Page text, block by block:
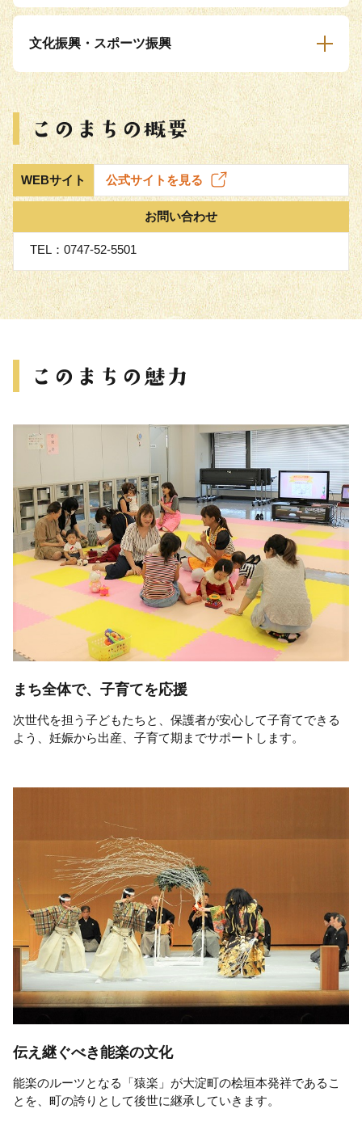
文化振興・スポーツ振興
WEBサイト 公式サイトを見る
お問い合わせ
TEL：0747-52-5501
まち全体で、子育てを応援
次世代を担う子どもたちと、保護者が安心して子育てできる
よう、妊娠から出産、子育て期までサポートします。
伝え継ぐべき能楽の文化
能楽のルーツとなる「猿楽」が大淀町の桧垣本発祥であるこ
とを、町の誇りとして後世に継承していきます。